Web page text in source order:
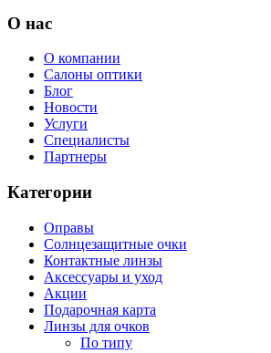
О нас
О компании
Салоны оптики
Блог
Новости
Услуги
Специалисты
Партнеры
Категории
Оправы
Солнцезащитные очки
Контактные линзы
Аксессуары и уход
Акции
Подарочная карта
Линзы для очков
По типу